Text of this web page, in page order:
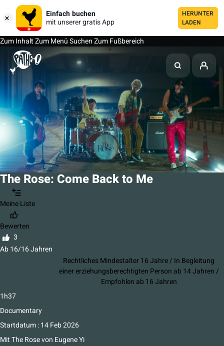
Einfach buchen
mit unserer gratis App
HERUNTER
LADEN
Zum InhaltZum MenüSuchenZum Fußbereich
The Rose: Come Back to Me
Meine Liste
Bewerten
3
Ab 16/16 Jahren
Rechtliches Mindestalter 16 Jahre / In Begleitung
einer erziehungsberechtigten Person ab 14 Jahren /
Empfohlen ab 16 Jahren
1h37
Documentary
Startdatum : 14 Feb 2026
MitThe Rosevon Eugene Yi